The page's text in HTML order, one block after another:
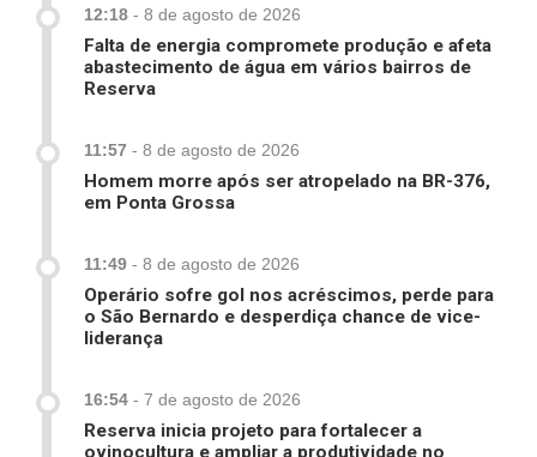
12:18 - 8 de agosto de 2026
Falta de energia compromete produção e afeta
abastecimento de água em vários bairros de
Reserva
11:57 - 8 de agosto de 2026
Homem morre após ser atropelado na BR-376,
em Ponta Grossa
11:49 - 8 de agosto de 2026
Operário sofre gol nos acréscimos, perde para
o São Bernardo e desperdiça chance de vice-
liderança
16:54 - 7 de agosto de 2026
Reserva inicia projeto para fortalecer a
ovinocultura e ampliar a produtividade no